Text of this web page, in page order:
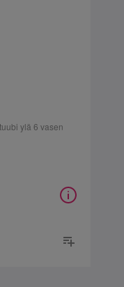
ylä 6 vasen